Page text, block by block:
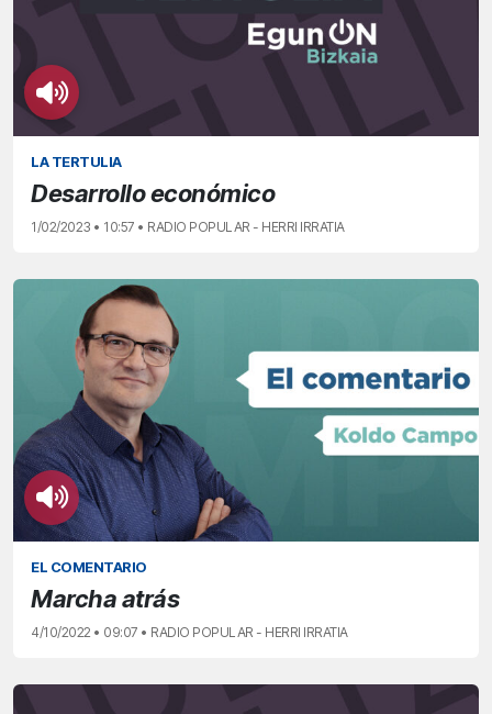
LA TERTULIA
Desarrollo económico
1/02/2023 • 10:57 • RADIO POPULAR - HERRI IRRATIA
EL COMENTARIO
Marcha atrás
4/10/2022 • 09:07 • RADIO POPULAR - HERRI IRRATIA